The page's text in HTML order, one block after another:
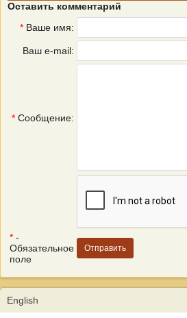
Оставить комментарий
* Ваше имя:
Ваш e-mail:
* Сообщение:
* -
Обязательное
поле
English